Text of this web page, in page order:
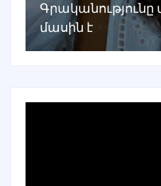
Գրականությունը
մասին է